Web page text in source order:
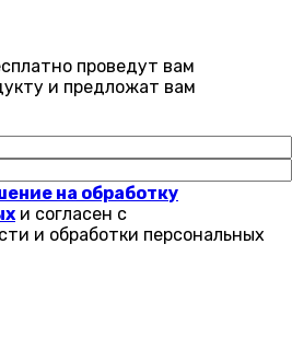
проведут вам
и предложат вам
на обработку
и согласен с
и обработки персональных